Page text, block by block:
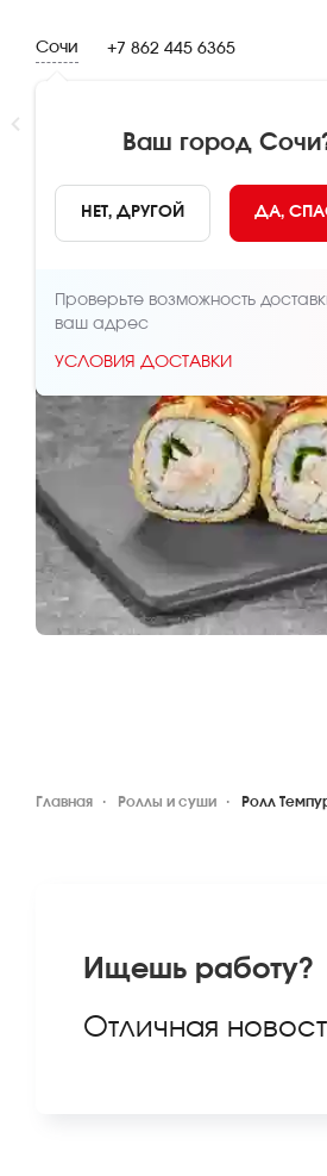
Сочи
Ваш город Сочи
НЕТ, ДРУГОЙ ДА,
Проверьте возможность
ваш адрес
УСЛОВИЯ ДОСТАВКИ
+7 862 445 6365
НАЗАД
Главная Роллы и суши Ролл
Ищешь работу?
Отличная